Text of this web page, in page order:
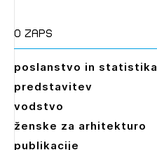
O zaps
poslanstvo in statistika
predstavitev
vodstvo
ženske za arhitekturo
publikacije